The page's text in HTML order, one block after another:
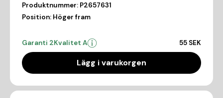
Produktnummer: P2657631
Position: Höger fram
Garanti 2Kvalitet A 55 SEK
Lägg i varukorgen